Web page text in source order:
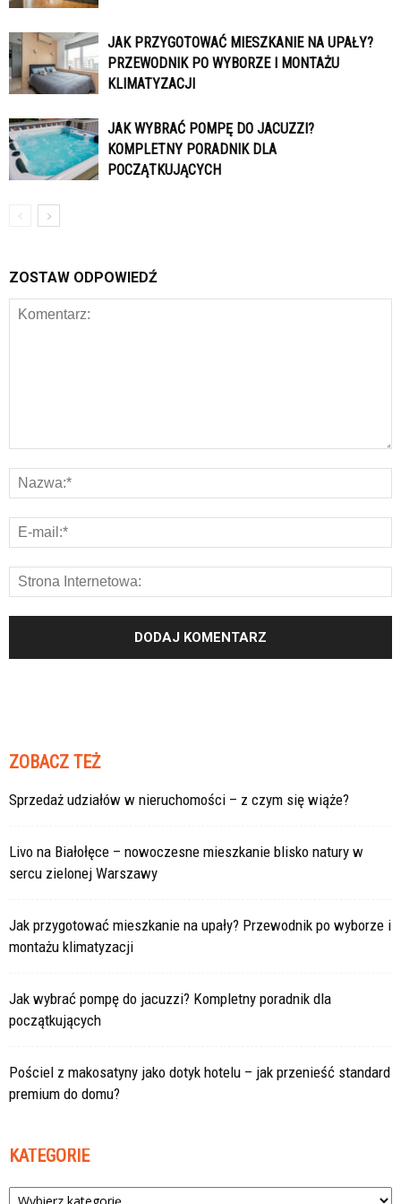
JAK PRZYGOTOWAĆ MIESZKANIE NA UPAŁY?
PRZEWODNIK PO WYBORZE I MONTAŻU
KLIMATYZACJI
JAK WYBRAĆ POMPĘ DO JACUZZI?
KOMPLETNY PORADNIK DLA
POCZĄTKUJĄCYCH
ZOSTAW ODPOWIEDŹ
ZOBACZ TEŻ
Sprzedaż udziałów w nieruchomości – z czym się wiąże?
Livo na Białołęce – nowoczesne mieszkanie blisko natury w
sercu zielonej Warszawy
Jak przygotować mieszkanie na upały? Przewodnik po wyborze i
montażu klimatyzacji
Jak wybrać pompę do jacuzzi? Kompletny poradnik dla
początkujących
Pościel z makosatyny jako dotyk hotelu – jak przenieść standard
premium do domu?
KATEGORIE
Kategorie